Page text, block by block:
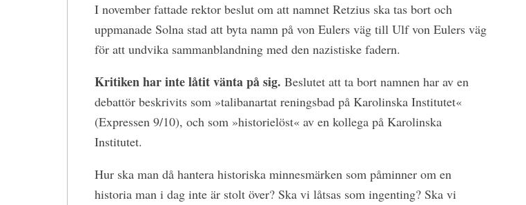
I november fattade rektor beslut om att namnet Retzius ska tas bort och
uppmanade Solna stad att byta namn på von Eulers väg till Ulf von Eulers väg
för att undvika sammanblandning med den nazistiske fadern.
Kritiken har inte låtit vänta på sig. Beslutet att ta bort namnen har av en
debattör beskrivits som »talibanartat reningsbad på Karolinska Institutet«
(Expressen 9/10), och som »historielöst« av en kollega på Karolinska
Institutet.
Hur ska man då hantera historiska minnesmärken som påminner om en
historia man i dag inte är stolt över? Ska vi låtsas som ingenting? Ska vi